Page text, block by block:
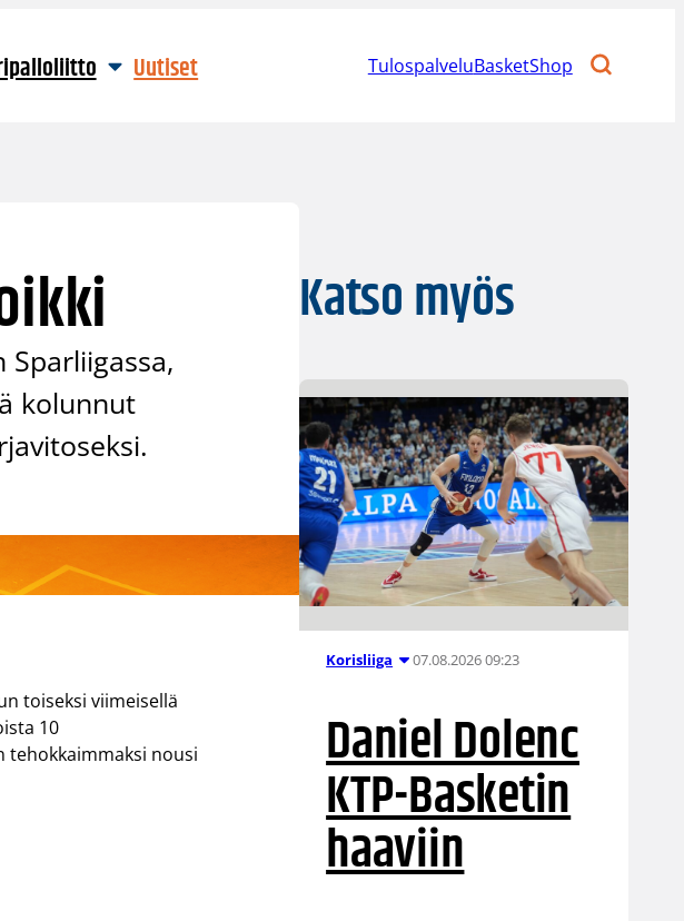
Uutiset TulospalveluBasketShop
kolunnut
toiseksi viimeisellä
10
tehokkaimmaksi nousi
Katso myös
Korisliiga 07.08.2026 09:23
Daniel Dolenc
KTP-Basketin
haaviin